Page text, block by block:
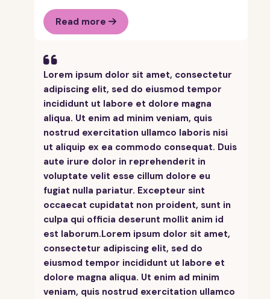
Read more
“
Lorem ipsum dolor sit amet, consectetur
adipiscing elit, sed do eiusmod tempor
incididunt ut labore et dolore magna
aliqua. Ut enim ad minim veniam, quis
nostrud exercitation ullamco laboris nisi
ut aliquip ex ea commodo consequat. Duis
aute irure dolor in reprehenderit in
voluptate velit esse cillum dolore eu
fugiat nulla pariatur. Excepteur sint
occaecat cupidatat non proident, sunt in
culpa qui officia deserunt mollit anim id
est laborum.Lorem ipsum dolor sit amet,
consectetur adipiscing elit, sed do
eiusmod tempor incididunt ut labore et
dolore magna aliqua. Ut enim ad minim
veniam, quis nostrud exercitation ullamco